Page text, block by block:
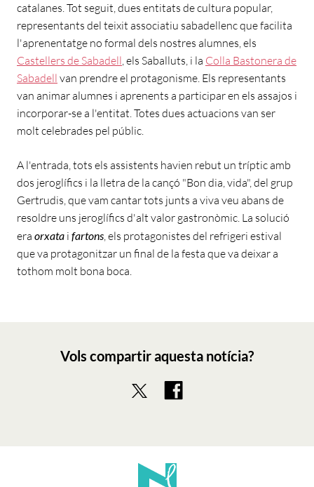
catalanes. Tot seguit, dues entitats de cultura popular,
representants del teixit associatiu sabadellenc que facilita
l'aprenentatge no formal dels nostres alumnes, els
Castellers de Sabadell, els Saballuts, i la Colla Bastonera de
Sabadell van prendre el protagonisme. Els representants
van animar alumnes i aprenents a participar en els assajos i
incorporar-se a l'entitat. Totes dues actuacions van ser
molt celebrades pel públic.
A l'entrada, tots els assistents havien rebut un tríptic amb
dos jeroglífics i la lletra de la cançó "Bon dia, vida", del grup
Gertrudis, que vam cantar tots junts a viva veu abans de
resoldre uns jeroglífics d'alt valor gastronòmic. La solució
era orxata i fartons, els protagonistes del refrigeri estival
que va protagonitzar un final de la festa que va deixar a
tothom molt bona boca.
Vols compartir aquesta notícia?